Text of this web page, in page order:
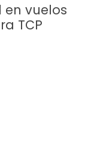
vuelos
TCP